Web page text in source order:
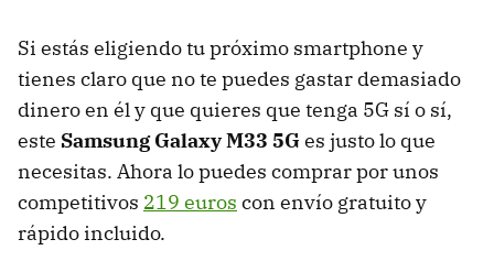
Si estás eligiendo tu próximo smartphone y
tienes claro que no te puedes gastar demasiado
dinero en él y que quieres que tenga 5G sí o sí,
este Samsung Galaxy M33 5Ges justo lo que
necesitas. Ahora lo puedes comprar por unos
competitivos 219 euros con envío gratuito y
rápido incluido.